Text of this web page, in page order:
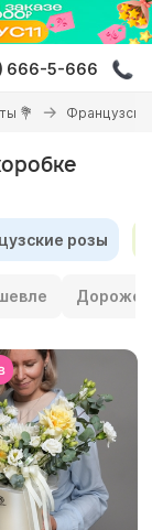
666-5-666
💐
розы
Дороже